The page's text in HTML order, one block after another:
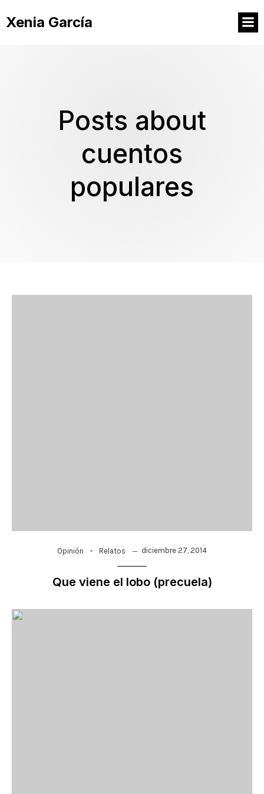
Xenia García
Posts about
cuentos
populares
Opinión - Relatos diciembre 27, 2014
Que viene el lobo (precuela)